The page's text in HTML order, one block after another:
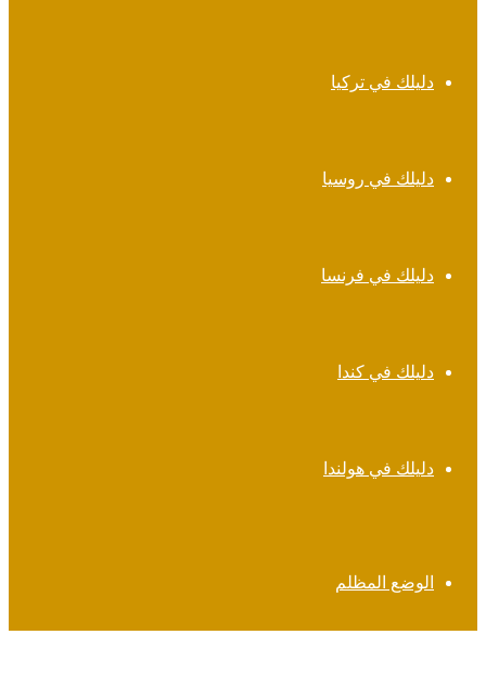
دليلك في تركيا
دليلك في روسيا
دليلك في فرنسا
دليلك في كندا
دليلك في هولندا
الوضع المظلم